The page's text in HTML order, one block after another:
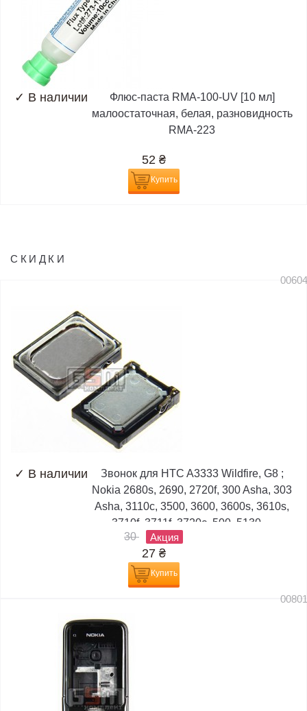
✓ В наличии
Флюс-паста RMA-100-UV [10 мл]
малоостаточная, белая, разновидность
RMA-223
52 ₴
Купить
СКИДКИ
✓ В наличии
Звонок для HTC A3333 Wildfire, G8 ;
Nokia 2680s, 2690, 2720f, 300 Asha, 303
Asha, 3110c, 3500, 3600, 3600s, 3610s,
3710f, 3711f, 3720c, 500, 5130,...
30
Акция
27 ₴
Купить